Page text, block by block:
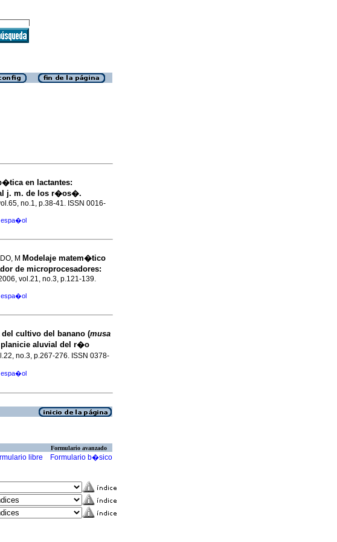
en lactantes:
j. m. de los r�os�.
no.1, p.38-41. ISSN 0016-
espa�ol
M Modelaje matem�tico
de microprocesadores:
vol.21, no.3, p.121-139.
espa�ol
cultivo del banano (musa
planicie aluvial del r�o
no.3, p.267-276. ISSN 0378-
espa�ol
Formulario avanzado
libre Formulario b�sico